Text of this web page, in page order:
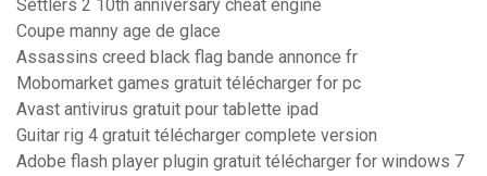
Settlers 2 10th anniversary cheat engine
Coupe manny age de glace
Assassins creed black flag bande annonce fr
Mobomarket games gratuit télécharger for pc
Avast antivirus gratuit pour tablette ipad
Guitar rig 4 gratuit télécharger complete version
Adobe flash player plugin gratuit télécharger for windows 7